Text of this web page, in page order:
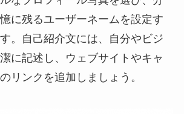
に残るユーザーネームを設定す
。自己紹介文には、自分やビジ
に記述し、ウェブサイトやキャ
リンクを追加しましょう。